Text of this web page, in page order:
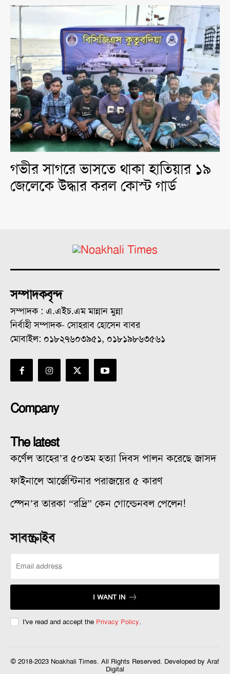
গভীর সাগরে ভাসতে থাকা হাতিয়ার ১৯
জেলেকে উদ্ধার করল কোস্ট গার্ড
সম্পাদকবৃন্দ
সম্পাদক : এ.এইচ.এম মান্নান মুন্না
নির্বাহী সম্পাদক- সোহরাব হোসেন বাবর
মোবাইল: ০১৮২৭৬০৩৯৫১, ০১৮১৯৮৬৩৫৬১
Company
The latest
কর্ণেল তাহের’র ৫০তম হত্যা দিবস পালন করেছে জাসদ
ফাইনালে আর্জেন্টিনার পরাজয়ের ৫ কারণ
স্পেন’র তারকা “রদ্রি” কেন গোল্ডেনবল পেলেন!
সাবস্ক্রাইব
I WANT IN
I've read and accept the Privacy Policy.
© 2018-2023 Noakhali Times. All Rights Reserved. Developed by Araf
Digital